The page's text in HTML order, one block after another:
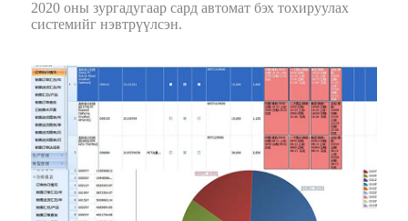
2020 оны зургадугаар сард автомат бэх тохируулах
системийг нэвтрүүлсэн.